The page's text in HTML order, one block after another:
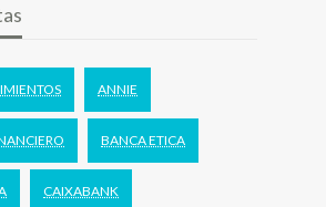
ANNIE
BANCA ETICA
CAIXABANK